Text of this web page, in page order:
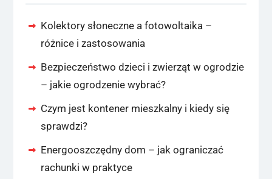
Kolektory słoneczne a fotowoltaika –
różnice i zastosowania
Bezpieczeństwo dzieci i zwierząt w ogrodzie
– jakie ogrodzenie wybrać?
Czym jest kontener mieszkalny i kiedy się
sprawdzi?
Energooszczędny dom – jak ograniczać
rachunki w praktyce